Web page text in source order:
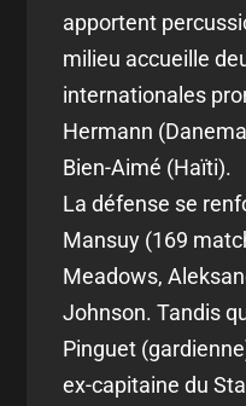
apportent
milieu accueille
internationales
Hermann
Bien-Aimé (Haïti).
La défense se
Mansuy (169
Meadows,
Johnson. Tandis
Pinguet
ex-capitaine du